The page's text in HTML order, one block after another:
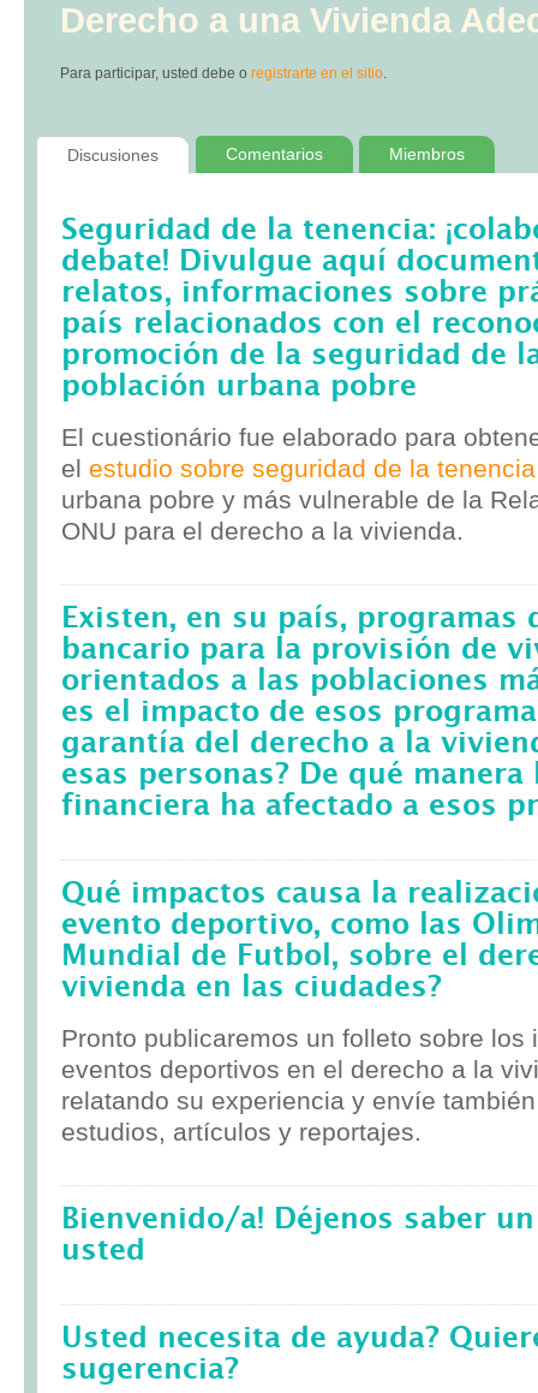
Derecho a una Vivienda
Para participar, usted debe o registrarte en el sitio.
Discusiones Comentarios Miembros
Seguridad de la tenencia:
debate! Divulgue aquí
relatos, informaciones sobre
país relacionados con el
promoción de la seguridad de
población urbana pobre
El cuestionário fue elaborado para
el estudio sobre seguridad de la tenencia
urbana pobre y más vulnerable de la
ONU para el derecho a la vivienda.
Existen, en su país, programas
bancario para la provisión de
orientados a las poblaciones
es el impacto de esos
garantía del derecho a la
esas personas? De qué
financiera ha afectado a esos
Qué impactos causa la
evento deportivo, como las
Mundial de Futbol, sobre el
vivienda en las ciudades?
Pronto publicaremos un folleto sobre los
eventos deportivos en el derecho a la
relatando su experiencia y envíe
estudios, artículos y reportajes.
Bienvenido/a! Déjenos saber
usted
Usted necesita de ayuda?
sugerencia?